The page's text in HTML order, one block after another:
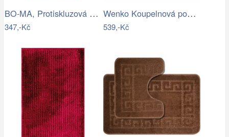
BO-MA, Protiskluzová koupelnová…
347,-Kč
Wenko Koupelnová podložka do sprchy…
539,-Kč